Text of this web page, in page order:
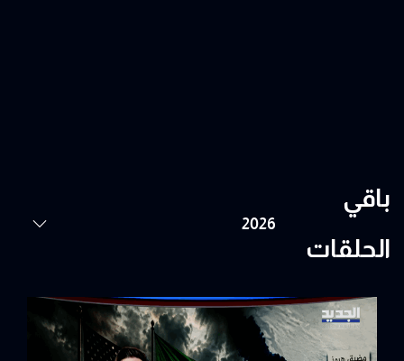
باقي
الحلقات